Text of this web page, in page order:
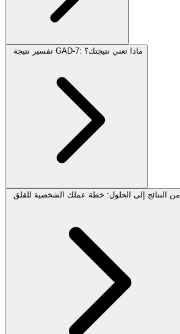
تفسير نتيجة GAD-7: ماذا تعني نتيجتك؟
من النتائج إلى الحلول: خطة عملك الشخصية للقلق